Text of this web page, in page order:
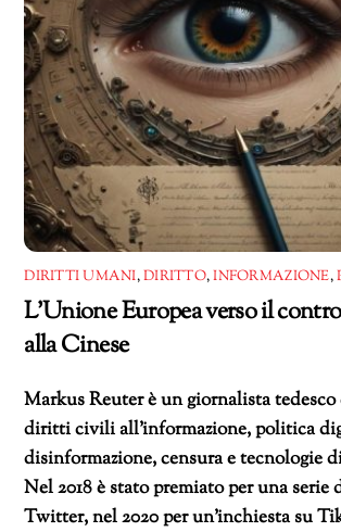
DIRITTI UMANI,DIRITTO,INFORMAZIONE,
L’Unione Europea verso il
alla Cinese
Markus Reuter è un giornalista
diritti civili all’informazione, politica
disinformazione, censura e tecnologie
Nel 2018 è stato premiato per una serie
Twitter, nel 2020 per un’inchiesta su